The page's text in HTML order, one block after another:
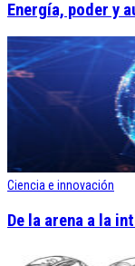
Energía, poder y
Ciencia e innovación
De la arena a la